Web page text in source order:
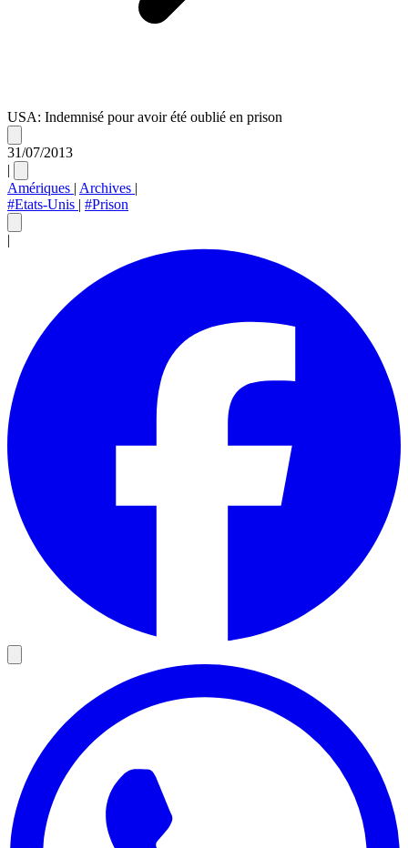
USA: Indemnisé pour avoir été oublié en prison
31/07/2013
|
Amériques | Archives |
#Etats-Unis | #Prison
|